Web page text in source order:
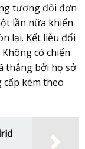
tương đối đơn
lần nữa khiến
lại. Kết liễu đối
có chiến
thắng bởi họ sở
kèm theo